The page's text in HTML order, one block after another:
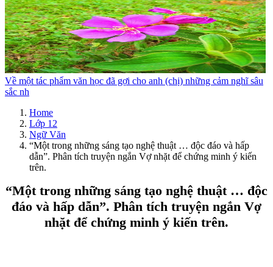
Về một tác phẩm văn học đã gợi cho anh (chị) những cảm nghĩ sâu
sắc nh
Home
Lớp 12
Ngữ Văn
“Một trong những sáng tạo nghệ thuật … độc đáo và hấp
dẫn”. Phân tích truyện ngắn Vợ nhặt để chứng minh ý kiến
trên.
“Một trong những sáng tạo nghệ thuật … độc
đáo và hấp dẫn”. Phân tích truyện ngắn Vợ
nhặt để chứng minh ý kiến trên.